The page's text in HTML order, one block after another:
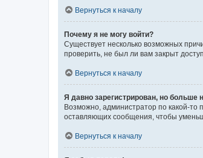
Вернуться к началу
Почему я не могу войти?
Существует несколько возможных
проверить, не был ли вам закрыт
Вернуться к началу
Я давно зарегистрирован, но больше
Возможно, администратор по какой-то
оставляющих сообщения, чтобы
Вернуться к началу